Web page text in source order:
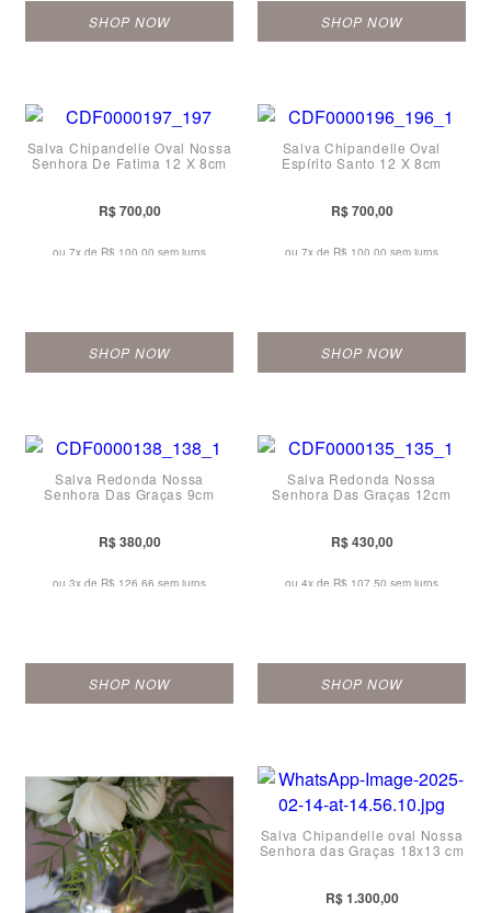
SHOP NOW SHOP NOW
Salva Chipandelle Oval Nossa
Senhora De Fatima 12 X 8cm
R$ 700,00
ou 7x de R$ 100,00 sem juros
SHOP NOW
Salva Chipandelle Oval
Espírito Santo 12 X 8cm
R$ 700,00
ou 7x de R$ 100,00 sem juros
SHOP NOW
Salva Redonda Nossa
Senhora Das Graças 9cm
R$ 380,00
ou 3x de R$ 126,66 sem juros
SHOP NOW
Salva Redonda Nossa
Senhora Das Graças 12cm
R$ 430,00
ou 4x de R$ 107,50 sem juros
SHOP NOW
Salva Chipandelle oval Nossa
Senhora das Graças 18x13 cm
R$ 1.300,00